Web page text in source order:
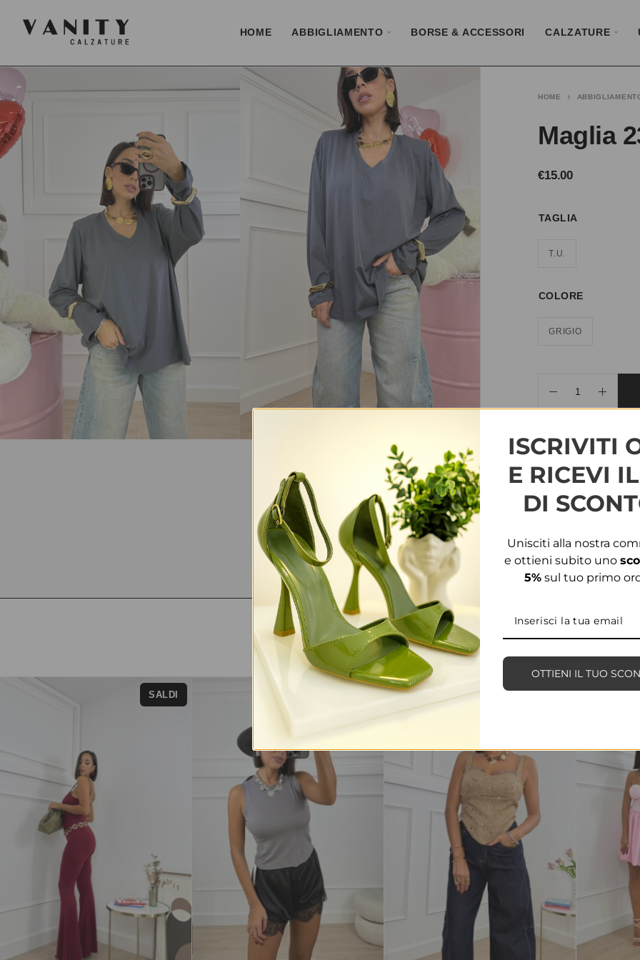
HOME ABBIGLIAMENTO BORSE & ACCESSORI CALZATURE
HOME
Maglia
€15.00
TAGLIA
T.U.
COLORE
GRIGIO
COD:32234CATEGORIE:
INFORMAZIONI
TAGLIA T.U.
PRODOTTI CORRELATI
SALDI SALDI
ISCRIVITI
E RICEVI
DI
Unisciti alla nostra
e ottieni subito uno
5%sul tuo primo
OTTIENI IL TUO